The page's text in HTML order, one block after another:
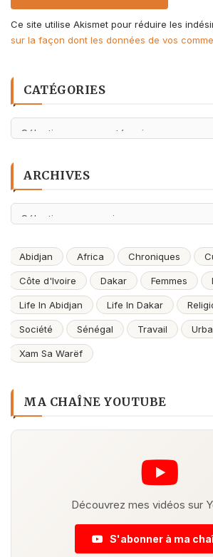
Ce site utilise Akismet pour réduire les
sur la façon dont les données de vos
CATÉGORIES
Catégories
ARCHIVES
Archives
Abidjan Africa Chroniques
Côte d'Ivoire Dakar Femmes
Life In Abidjan Life In Dakar
Société Sénégal Travail
Xam Sa Warëf
MA CHAÎNE YOUTUBE
Découvrez mes vidéos sur
S'abonner à ma